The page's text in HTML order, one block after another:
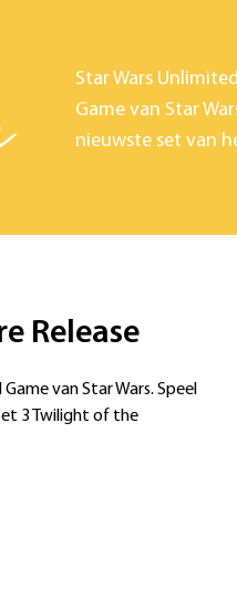
Star Wars
Game van Star
nieuwste set van
Release
van Star Wars. Speel
3 Twilight of the